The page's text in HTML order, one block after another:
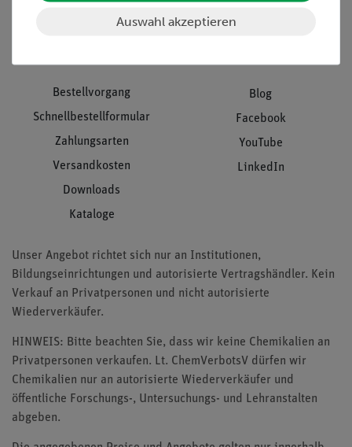
Download &
Bestellvorgang
Schnellbestellformular
Zahlungsarten
Versandkosten
Downloads
Kataloge
Blog
Facebook
YouTube
LinkedIn
Unser Angebot richtet sich nur an Institutionen,
Bildungseinrichtungen und autorisierte Vertragshändler. Kein
Verkauf an Privatpersonen und nicht autorisierte
Wiederverkäufer.
HINWEIS: Bitte beachten Sie, dass wir keine Chemikalien an
Privatpersonen verkaufen. Lt. ChemVerbotsV dürfen wir
Chemikalien nur an autorisierte Wiederverkäufer und
öffentliche Forschungs-, Untersuchungs- und Lehranstalten
abgeben.
Auswahl akzeptieren